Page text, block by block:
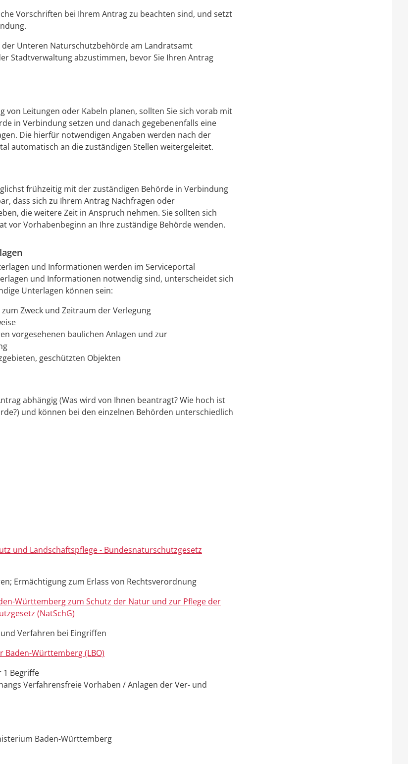
Vorschriften bei Ihrem Antrag zu beachten sind, und setzt
der Unteren Naturschutzbehörde am Landratsamt
Stadtverwaltung abzustimmen, bevor Sie Ihren Antrag
von Leitungen oder Kabeln planen, sollten Sie sich vorab mit
in Verbindung setzen und danach gegebenenfalls eine
Die hierfür notwendigen Angaben werden nach der
automatisch an die zuständigen Stellen weitergeleitet.
frühzeitig mit der zuständigen Behörde in Verbindung
dass sich zu Ihrem Antrag Nachfragen oder
die weitere Zeit in Anspruch nehmen. Sie sollten sich
vor Vorhabenbeginn an Ihre zuständige Behörde wenden.
und Informationen werden im Serviceportal
und Informationen notwendig sind, unterscheidet sich
Unterlagen können sein:
zum Zweck und Zeitraum der Verlegung
vorgesehenen baulichen Anlagen und zur
geschützten Objekten
abhängig (Was wird von Ihnen beantragt? Wie hoch ist
und können bei den einzelnen Behörden unterschiedlich
und Landschaftspflege - Bundesnaturschutzgesetz
Ermächtigung zum Erlass von Rechtsverordnung
Württemberg zum Schutz der Natur und zur Pflege der
(NatSchG)
Verfahren bei Eingriffen
Baden-Württemberg (LBO)
1 Begriffe
Verfahrensfreie Vorhaben / Anlagen der Ver- und
Baden-Württemberg